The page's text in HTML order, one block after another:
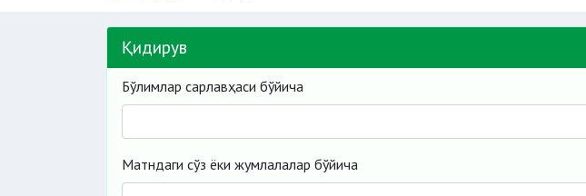
Қидирув
Бўлимлар сарлавҳаси бўйича
Матндаги сўз ёки жумлалалар бўйича